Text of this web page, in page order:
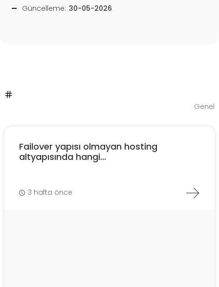
Güncelleme: 30-05-2026
Genel
Failover yapısı olmayan hosting
altyapısında hangi...
3 hafta önce